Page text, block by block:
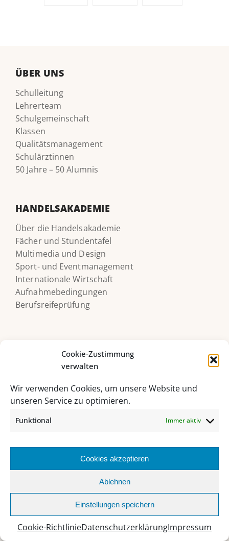
Cookie-Zustimmung
verwalten
Wir verwenden Cookies, um unsere Website und
unseren Service zu optimieren.
Funktional Immer aktiv
Cookies akzeptieren
Ablehnen
Einstellungen speichern
Cookie-RichtlinieDatenschutzerklärungImpressum
ÜBER UNS
Schulleitung
Lehrerteam
Schulgemeinschaft
Klassen
Qualitätsmanagement
Schulärztinnen
50 Jahre – 50 Alumnis
HANDELSAKADEMIE
Über die Handelsakademie
Fächer und Stundentafel
Multimedia und Design
Sport- und Eventmanagement
Internationale Wirtschaft
Aufnahmebedingungen
Berufsreifeprüfung
Fußballausbildung
PRAXISSCHULE
Die Praxisschule
Pflichtpraktikum
Aufnahmebedingungen
KONTAKTDATEN
Kontakt
Impressum